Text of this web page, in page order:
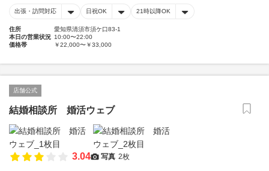
出張・訪問対応 日祝OK 21時以降OK
住所
愛知県清須市須ケ口83-1
本日の営業状況 10:00〜22:00
価格帯
￥22,000〜￥33,000
店舗公式
結婚相談所 婚活ウェブ
3.04 写真 2枚